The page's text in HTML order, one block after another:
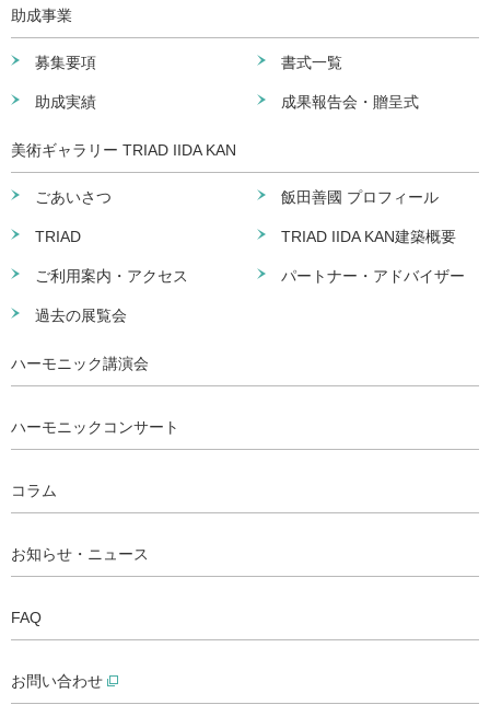
助成事業
募集要項 書式一覧
助成実績 成果報告会・贈呈式
美術ギャラリー TRIAD IIDA KAN
ごあいさつ 飯田善國 プロフィール
TRIAD TRIAD IIDA KAN建築概要
ご利用案内・アクセス パートナー・アドバイザー
過去の展覧会
ハーモニック講演会
ハーモニックコンサート
コラム
お知らせ・ニュース
FAQ
お問い合わせ